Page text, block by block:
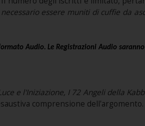
essere muniti di cuffie da
Audio. Le Registrazioni Audio
e l'Iniziazione, I 72 Angeli della
comprensione dell'argomento.